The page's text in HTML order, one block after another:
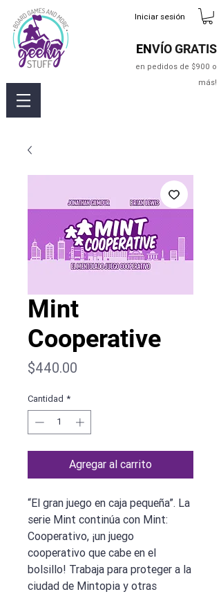
Iniciar sesión
ENVÍO GRATIS
en pedidos de $900 o
más!
Mint
Cooperative
$440.00
Cantidad *
Agregar al carrito
“El gran juego en caja pequeña”. La
serie Mint continúa con Mint:
Cooperativo, ¡un juego
cooperativo que cabe en el
bolsillo! Trabaja para proteger a la
ciudad de Mintopia y otras